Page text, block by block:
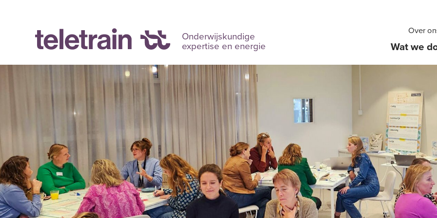
Onderwijskundige
expertise en energie
Over
Over
MVO
Wat we
Overzicht
E-learning
Trainingen
Gamification